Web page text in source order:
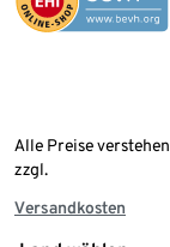
Alle Preise
zzgl.
Versandkosten